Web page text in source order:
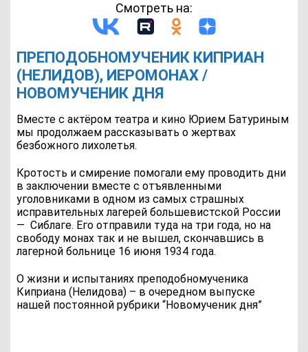
Смотреть на:
ПРЕПОДОБНОМУЧЕНИК КИПРИАН
(НЕЛИДОВ), ИЕРОМОНАХ /
НОВОМУЧЕНИК ДНЯ
Вместе с актёром театра и кино Юрием Батуриным
мы продолжаем рассказывать о жертвах
безбожного лихолетья.
Кротость и смирение помогали ему проводить дни
в заключении вместе с отъявленными
уголовниками в одном из самых страшных
исправительных лагерей большевистской России
— Сиблаге. Его отправили туда на три года, но на
свободу монах так и не вышел, скончавшись в
лагерной больнице 16 июня 1934 года.
О жизни и испытаниях преподобномученика
Киприана (Нелидова) – в очередном выпуске
нашей постоянной рубрики “Новомученик дня”